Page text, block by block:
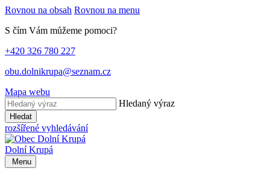
Rovnou na obsah Rovnou na menu
S čím Vám můžeme pomoci?
+420 326 780 227
obu.dolnikrupa@seznam.cz
Mapa webu
Hledaný výraz
Hledat
rozšířené vyhledávání
Dolní Krupá
Menu